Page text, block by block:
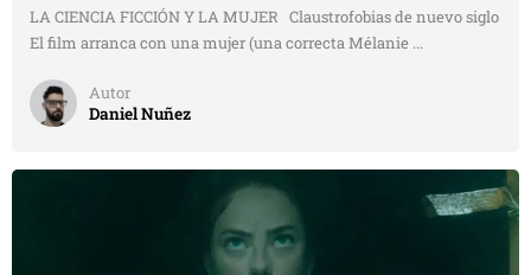
LA CIENCIA FICCIÓN Y LA MUJER Claustrofobias de nuevo siglo
El film arranca con una mujer (una correcta Mélanie ...
Autor
Daniel Nuñez